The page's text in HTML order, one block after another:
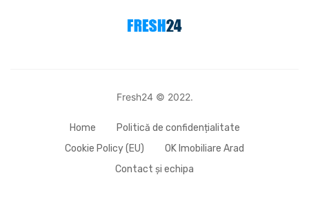
Fresh24 © 2022.
Home
Politică de confidențialitate
Cookie Policy (EU)
OK Imobiliare Arad
Contact și echipa